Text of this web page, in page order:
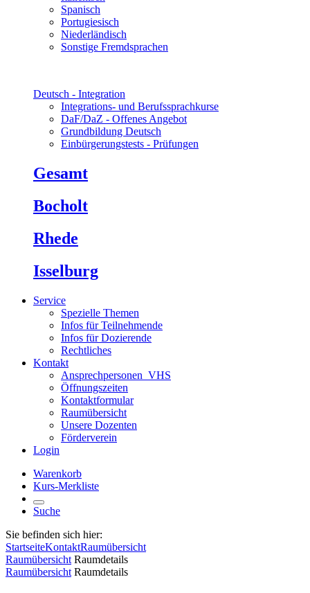
Spanisch
Portugiesisch
Niederländisch
Sonstige Fremdsprachen
Deutsch - Integration
Integrations- und Berufssprachkurse
DaF/DaZ - Offenes Angebot
Grundbildung Deutsch
Einbürgerungstests - Prüfungen
Gesamt
Bocholt
Rhede
Isselburg
Service
Spezielle Themen
Infos für Teilnehmende
Infos für Dozierende
Rechtliches
Kontakt
Ansprechpersonen_VHS
Öffnungszeiten
Kontaktformular
Raumübersicht
Unsere Dozenten
Förderverein
Login
Warenkorb
Kurs-Merkliste
Suche
Sie befinden sich hier:
StartseiteKontaktRaumübersicht
Raumübersicht Raumdetails
Raumübersicht Raumdetails